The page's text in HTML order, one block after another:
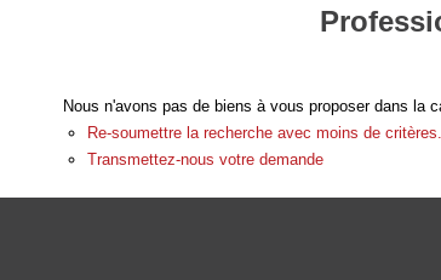
Nous n'avons pas de biens à vous proposer dans la
Re-soumettre la recherche avec moins de critères.
Transmettez-nous votre demande